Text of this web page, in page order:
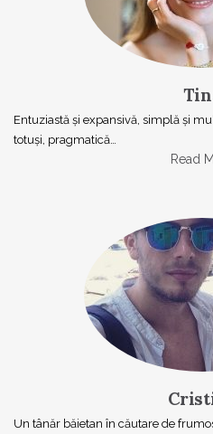
Entuziastă şi expansivă, simplă şi
totuşi, pragmatică…
Read
Un tânăr băietan în căutare de